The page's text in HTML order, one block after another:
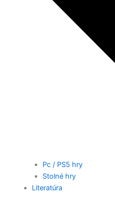
Pc / PS5 hry
Stolné hry
Literatúra